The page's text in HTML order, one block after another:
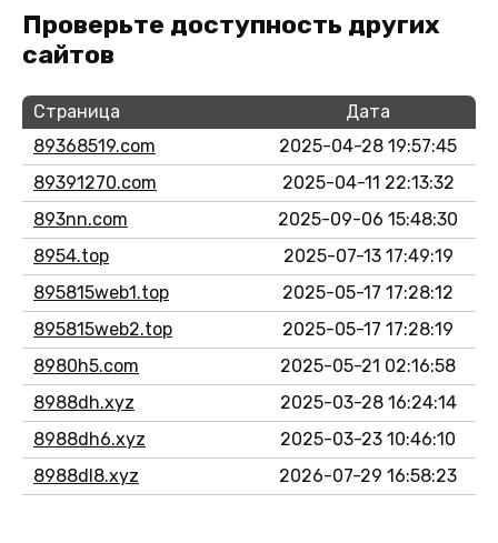
Проверьте доступность других
сайтов
Страница
Дата
89368519.com
2025-04-28 19:57:45
89391270.com
2025-04-11 22:13:32
893nn.com
2025-09-06 15:48:30
8954.top
2025-07-13 17:49:19
895815web1.top
2025-05-17 17:28:12
895815web2.top
2025-05-17 17:28:19
8980h5.com
2025-05-21 02:16:58
8988dh.xyz
2025-03-28 16:24:14
8988dh6.xyz
2025-03-23 10:46:10
8988dl8.xyz
2026-07-29 16:58:23